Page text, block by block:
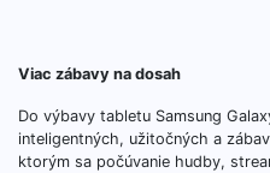
Viac zábavy na dosah
Do výbavy tabletu Samsung
inteligentných, užitočných a
ktorým sa počúvanie hudby,